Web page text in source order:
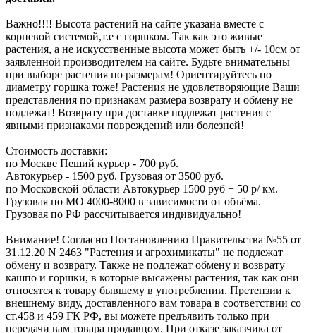
Важно!!!! Высота растений на сайте указана вместе с
корневой системой,т.е с горшком. Так как это живые
растения, а не искусственные высота может быть +/- 10см от
заявленной производителем на сайте. Будьте внимательны
при выборе растения по размерам! Ориентируйтесь по
диаметру горшка тоже! Растения не удовлетворяющие Ваши
представления по признакам размера возврату и обмену не
подлежат! Возврату при доставке подлежат растения с
явными признаками повреждений или болезней!
Стоимость доставки:
по Москве Пеший курьер - 700 руб.
Автокурьер - 1500 руб. Грузовая от 3500 руб.
по Московской области Автокурьер 1500 руб + 50 р/ км.
Грузовая по МО 4000-8000 в зависимости от объёма.
Грузовая по РФ рассчитывается индивидуально!
Внимание! Согласно Постановлению Правительства №55 от
31.12.20 N 2463 "Растения и агрохимикаты" не подлежат
обмену и возврату. Также не подлежат обмену и возврату
кашпо и горшки, в которые высажены растения, так как они
относятся к товару бывшему в употреблении. Претензии к
внешнему виду, доставленного вам товара в соответствии со
ст.458 и 459 ГК РФ, вы можете предъявить только при
передачи вам товара продавцом. При отказе заказчика от